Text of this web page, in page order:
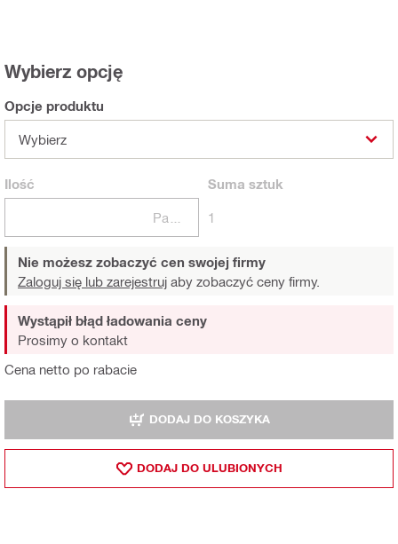
Wybierz opcję
Opcje produktu
Wybierz
Ilość Suma sztuk
1
Nie możesz zobaczyć cen swojej firmy
Zaloguj się lub zarejestruj aby zobaczyć ceny firmy.
Cena netto po rabacie
Wystąpił błąd ładowania ceny
Prosimy o kontakt
DODAJ DO KOSZYKA
DODAJ DO ULUBIONYCH